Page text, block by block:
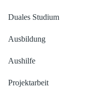
Duales Studium
Ausbildung
Aushilfe
Projektarbeit